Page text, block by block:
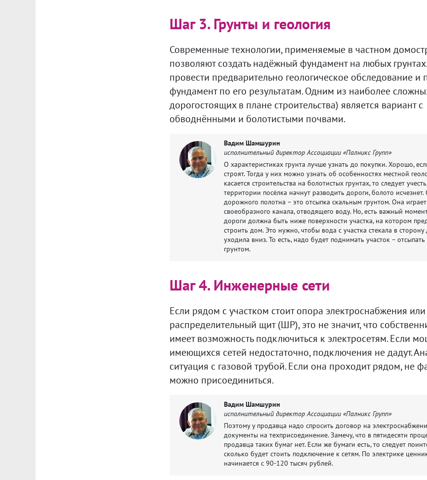
Шаг 3. Грунты и геология
Современные технологии, применяемые в частном
позволяют создать надёжный фундамент на любых
провести предварительно геологическое обследование и
фундамент по его результатам. Одним из наиболее
дорогостоящих в плане строительства) является вариант с
обводнёнными и болотистыми почвами.
Вадим Шамшурин
исполнительный директор Ассоциации «Палникс Групп»
О характеристиках грунта лучше узнать до покупки. Хорошо,
строят. Тогда у них можно узнать об особенностях местной
касается строительства на болотистых грунтах, то следует
территории посёлка начнут разводить дороги, болото исчезнет.
дорожного полотна – это отсыпка скальным грунтом. Она
своеобразного канала, отводящего воду. Но, есть важный
дороги должна быть ниже поверхности участка, на котором
строить дом. Это нужно, чтобы вода с участка стекала в сторону
уходила вниз. То есть, надо будет поднимать участок –
грунтом.
Шаг 4. Инженерные сети
Если рядом с участком стоит опора электроснабжения или
распределительный щит (ШР), это не значит, что
имеет возможность подключиться к электросетям. Если
имеющихся сетей недостаточно, подключения не дадут.
ситуация с газовой трубой. Если она проходит рядом, не
можно присоединиться.
Вадим Шамшурин
исполнительный директор Ассоциации «Палникс Групп»
Поэтому у продавца надо спросить договор на
документы на техприсоединение. Замечу, что в пятидесяти
продавца таких бумаг нет. Если же бумаги есть, то следует
сколько будет стоить подключение к сетям. По электрике
начинается с 90-120 тысяч рублей.